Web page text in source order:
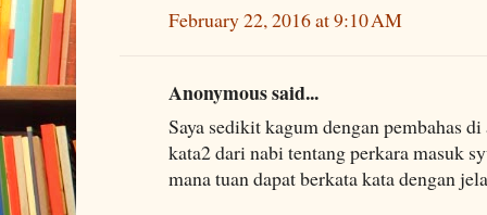
February 22, 2016 at 9:10 AM
Anonymous said...
Saya sedikit kagum dengan pembahas
kata2 dari nabi tentang perkara masuk
mana tuan dapat berkata kata dengan